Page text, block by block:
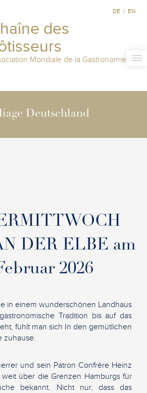
des
Mondiale de la Gastronomie
DE / EN
Deutschland
DER ELBE am
2026
in einem wunderschönen Landhaus
Tradition bis auf das
fühlt man sich In den gemütlichen
zuhause.
und sein Patron Confrère Heinz
über die Grenzen Hamburgs für
bekannt. Nicht nur, dass das